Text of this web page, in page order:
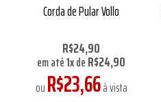
Corda de Pular Vollo
R$24,90
em até1xdeR$24,90
ouR$23,66à vista